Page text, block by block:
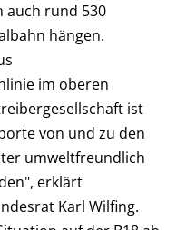
auch rund 530
hängen.
im oberen
ist
von und zu den
umweltfreundlich
erklärt
Karl Wilfing.